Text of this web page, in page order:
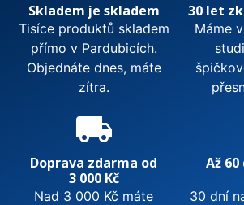
Skladem je skladem
Tisíce produktů skladem
přímo v Pardubicích.
Objednáte dnes, máte
zítra.
30 let
Máme
local_shipping
Doprava zdarma od
3 000 Kč
Nad 3 000 Kč máte
Až
30 dní